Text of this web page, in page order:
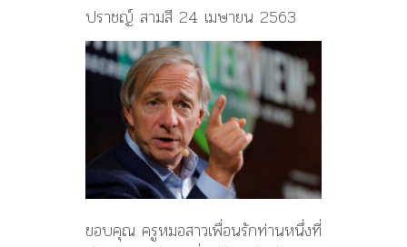
สู่
ยุค
แห่ง
ความ
พอ
เพียง
ปราชญ์ สามสี 24 เมษายน 2563
ขอบคุณ ครูหมอสาวเพื่อนรักท่านหนึ่งที่